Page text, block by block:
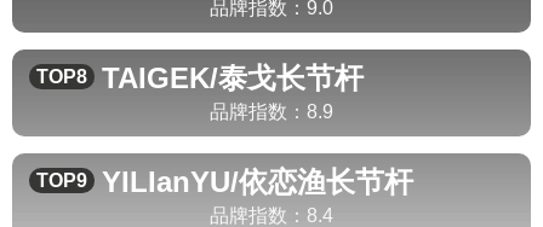
品牌指数： 9.0
TOP8 TAIGEK/泰戈长节杆
品牌指数： 8.9
TOP9 YILIanYU/依恋渔长节杆
品牌指数： 8.4